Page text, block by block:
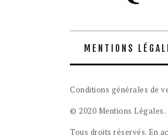
MENTIONS
Conditions générales de
© 2020 Mentions Légales.
Tous droits réservés. En